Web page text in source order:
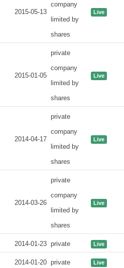
2015-05-13
company
limited by
shares
Live
2015-01-05
private
company
limited by
shares
Live
2014-04-17
private
company
limited by
shares
Live
2014-03-26
private
company
limited by
shares
Live
2014-01-23 private Live
2014-01-20 private Live